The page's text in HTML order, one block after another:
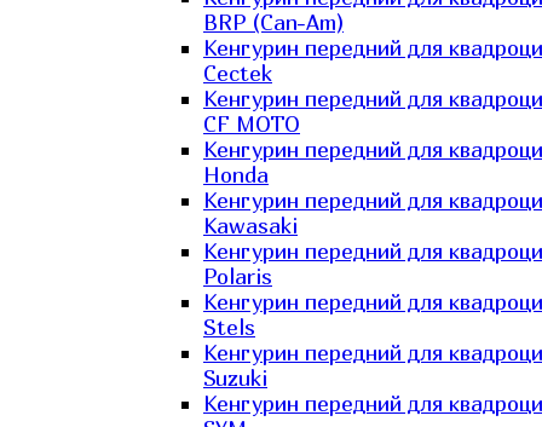
BRP (Can-Am)
Кенгурин передний для
Cectek
Кенгурин передний для
CF MOTO
Кенгурин передний для
Honda
Кенгурин передний для
Kawasaki
Кенгурин передний для
Polaris
Кенгурин передний для
Stels
Кенгурин передний для
Suzuki
Кенгурин передний для